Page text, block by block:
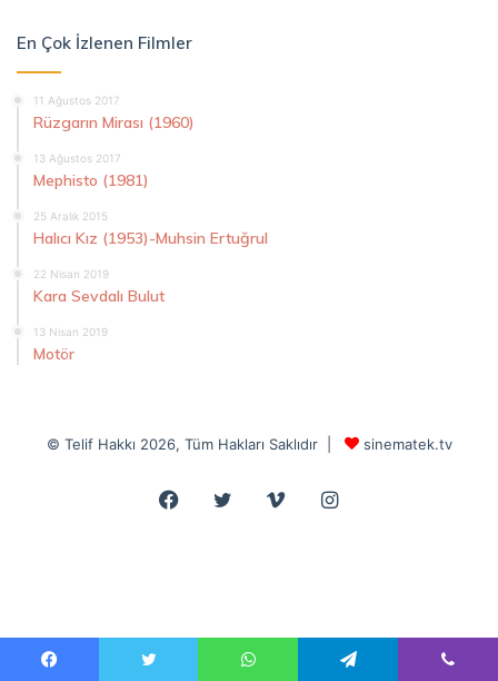
En Çok İzlenen Filmler
11 Ağustos 2017
Rüzgarın Mirası (1960)
13 Ağustos 2017
Mephisto (1981)
25 Aralık 2015
Halıcı Kız (1953)-Muhsin Ertuğrul
22 Nisan 2019
Kara Sevdalı Bulut
13 Nisan 2019
Motör
© Telif Hakkı 2026, Tüm Hakları Saklıdır | sinematek.tv
Facebook
Twitter VimeoInstagram